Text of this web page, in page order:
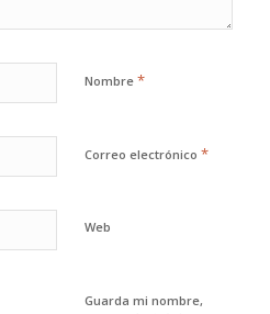
Nombre *
Correo electrónico *
Web
Guarda mi nombre,